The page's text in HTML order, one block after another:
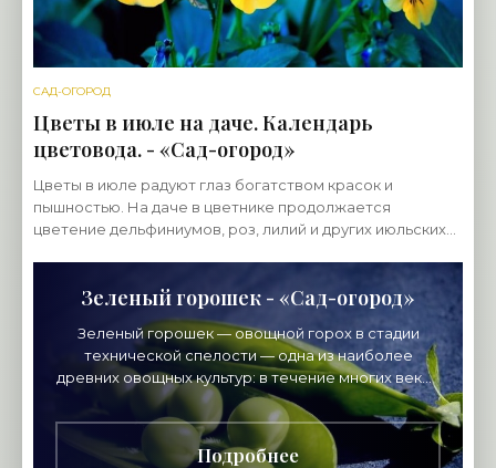
САД-ОГОРОД
Цветы в июле на даче. Календарь
цветовода. - «Сад-огород»
Цветы в июле радуют глаз богатством красок и
пышностью. На даче в цветнике продолжается
цветение дельфиниумов, роз, лилий и других июльских
Зеленый горошек - «Сад-огород»
Зеленый горошек — овощной горох в стадии
технической спелости — одна из наиболее
древних овощных культур: в течение многих веков
его можно было встретить как среди изысканных
блюд на
Подробнее